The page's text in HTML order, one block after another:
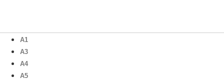
A1
A3
A4
A5